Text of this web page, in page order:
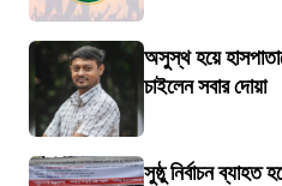
অসুস্থ হয়ে
চাইলেন সবার দোয়া
সুষ্ঠু নির্বাচন ব্যাহত